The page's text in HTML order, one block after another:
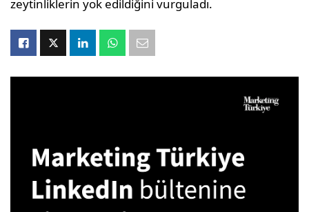
zeytinliklerin yok edildiğini vurguladı.